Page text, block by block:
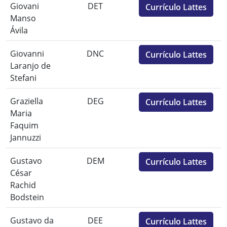
Giovani
Manso
Ávila
DET Currículo Lattes
Giovanni
Laranjo de
Stefani
DNC Currículo Lattes
Graziella
Maria
Faquim
Jannuzzi
DEG Currículo Lattes
Gustavo
César
Rachid
Bodstein
DEM Currículo Lattes
Gustavo da DEE Currículo Lattes